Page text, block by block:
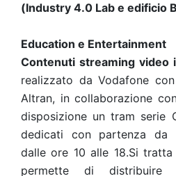
(Industry 4.0 Lab e edificio
Education e Entertainment
Contenuti streaming video
realizzato da Vodafone
Altran, in collaborazione
disposizione un tram serie
dedicati con partenza da
dalle ore 10 alle 18.Si
permette di distribuire